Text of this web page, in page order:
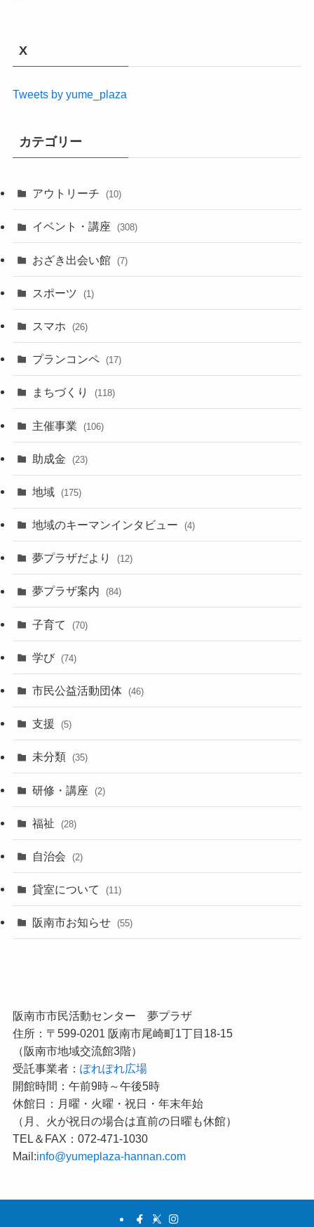
X
Tweets by yume_plaza
カテゴリー
アウトリーチ (10)
イベント・講座 (308)
おざき出会い館 (7)
スポーツ (1)
スマホ (26)
プランコンペ (17)
まちづくり (118)
主催事業 (106)
助成金 (23)
地域 (175)
地域のキーマンインタビュー (4)
夢プラザだより (12)
夢プラザ案内 (84)
子育て (70)
学び (74)
市民公益活動団体 (46)
支援 (5)
未分類 (35)
研修・講座 (2)
福祉 (28)
自治会 (2)
貸室について (11)
阪南市お知らせ (55)
阪南市市民活動センター 夢プラザ
住所：〒599-0201 阪南市尾崎町1丁目18-15
（阪南市地域交流館3階）
受託事業者： ぽれぽれ広場
開館時間：午前9時～午後5時
休館日：月曜・火曜・祝日・年末年始
（月、火が祝日の場合は直前の日曜も休館）
TEL＆FAX：072-471-1030
Mail:info@yumeplaza-hannan.com